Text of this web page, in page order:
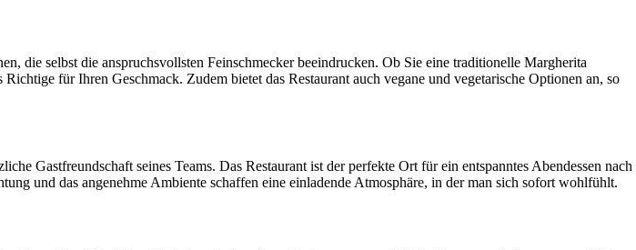
die selbst die anspruchsvollsten Feinschmecker beeindrucken. Ob Sie eine traditionelle Margherita
für Ihren Geschmack. Zudem bietet das Restaurant auch vegane und vegetarische Optionen an, so
Gastfreundschaft seines Teams. Das Restaurant ist der perfekte Ort für ein entspanntes Abendessen nach
und das angenehme Ambiente schaffen eine einladende Atmosphäre, in der man sich sofort wohlfühlt.